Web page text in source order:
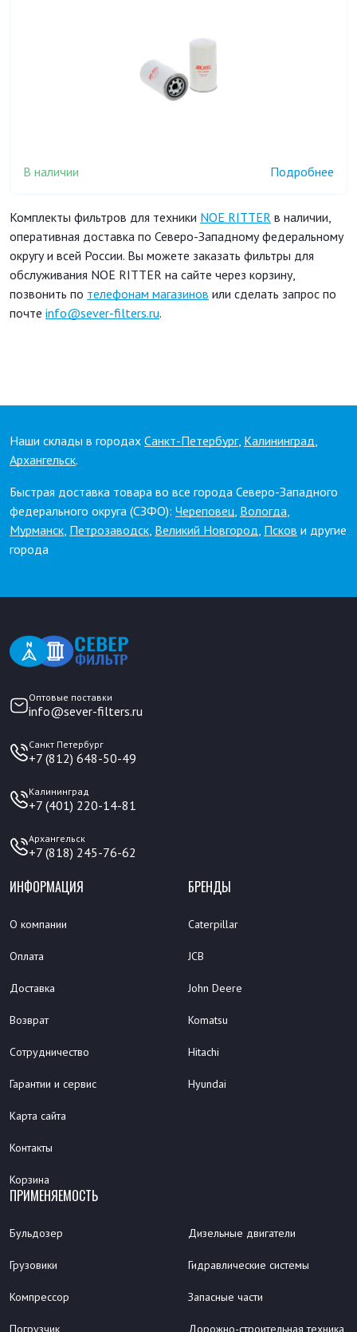
В наличии Подробнее
Комплекты фильтров для техники NOE RITTER в наличии,
оперативная доставка по Северо-Западному федеральному
округу и всей России. Вы можете заказать фильтры для
обслуживания NOE RITTER на сайте через корзину,
позвонить по телефонам магазинов или сделать запрос по
почте info@sever-filters.ru.
Наши склады в городах Санкт-Петербург, Калининград,
Архангельск.
Быстрая доставка товара во все города Северо-Западного
федерального округа (СЗФО): Череповец, Вологда,
Мурманск, Петрозаводск, Великий Новгород, Псков и другие
города
Оптовые поставки
info@sever-filters.ru
Санкт Петербург
+7 (812) 648-50-49
Калининград
+7 (401) 220-14-81
Архангельск
+7 (818) 245-76-62
ИНФОРМАЦИЯ
О компании
Оплата
Доставка
Возврат
Сотрудничество
Гарантии и сервис
Карта сайта
Контакты
Корзина
БРЕНДЫ
Caterpillar
JCB
John Deere
Komatsu
Hitachi
Hyundai
ПРИМЕНЯЕМОСТЬ
Бульдозер
Грузовики
Компрессор
Погрузчик
Дизельные двигатели
Гидравлические системы
Запасные части
Дорожно-строительная техника